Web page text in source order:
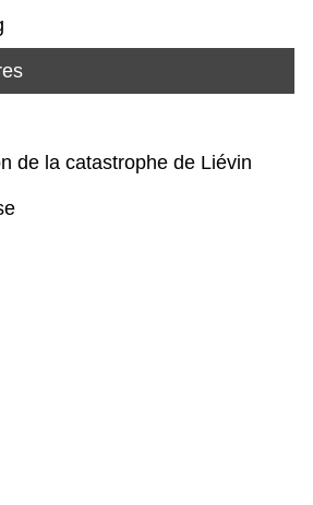
de la catastrophe de Liévin